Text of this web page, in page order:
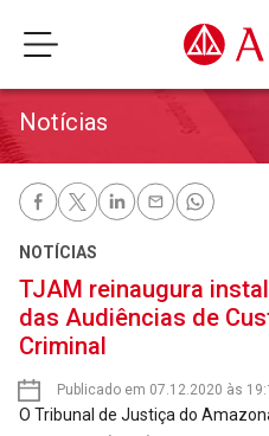
Notícias
NOTÍCIAS
TJAM reinaugura
das Audiências de
Criminal
Publicado em 07.12.2020 às
O Tribunal de Justiça do